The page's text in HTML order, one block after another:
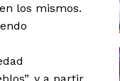
los mismos.